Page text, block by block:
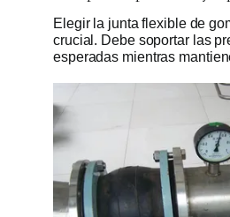
Elegir la junta flexible de
crucial. Debe soportar las
esperadas mientras